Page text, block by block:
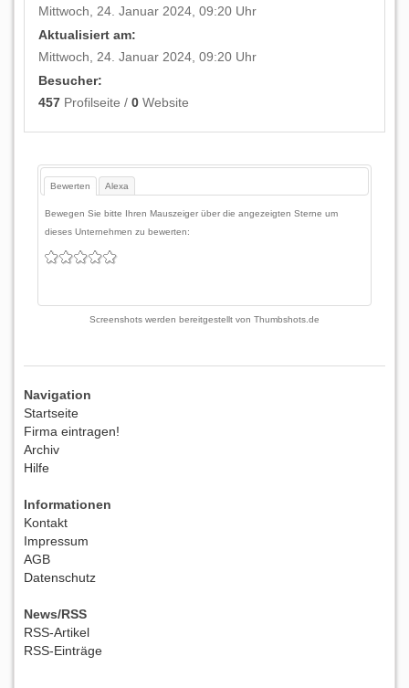
Mittwoch, 24. Januar 2024, 09:20 Uhr
Aktualisiert am:
Mittwoch, 24. Januar 2024, 09:20 Uhr
Besucher:
457 Profilseite /0 Website
Bewerten Alexa
Bewegen Sie bitte Ihren Mauszeiger über die angezeigten Sterne um
dieses Unternehmen zu bewerten:
Screenshots werden bereitgestellt von Thumbshots.de
Navigation
Startseite
Firma eintragen!
Archiv
Hilfe
Informationen
Kontakt
Impressum
AGB
Datenschutz
News/RSS
RSS-Artikel
RSS-Einträge